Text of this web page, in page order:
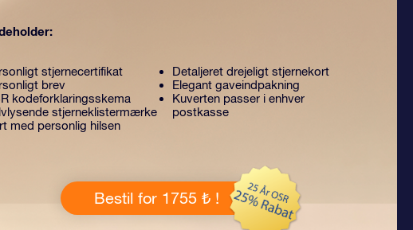
stjernecertifikat
brev
kodeforklaringsskema
stjerneklistermærke
med personlig hilsen
Detaljeret drejeligt stjernekort
Elegant gaveindpakning
Kuverten passer i enhver
postkasse
Bestil for 1755 ₺ !